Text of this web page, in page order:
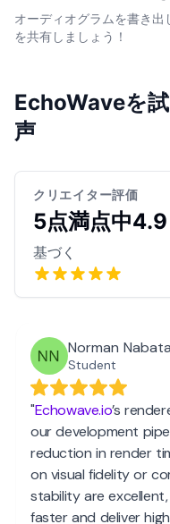
オーディオグラムを書き
を共有しましょう！
EchoWaveを
声
クリエイター評価
5点満点中4.9
基づく